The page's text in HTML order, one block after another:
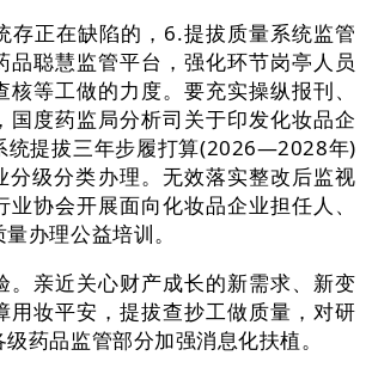
正在缺陷的，6.提拔质量系统监管
品聪慧监管平台，强化环节岗亭人员
等工做的力度。要充实操纵报刊、
国度药监局分析司关于印发化妆品企
统提拔三年步履打算(2026—2028年)
分级分类办理。无效落实整改后监视
协会开展面向化妆品企业担任人、
办理公益培训。
亲近关心财产成长的新需求、新变
用妆平安，提拔查抄工做质量，对研
药品监管部分加强消息化扶植。